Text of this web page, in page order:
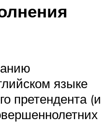
языке
претендента (и